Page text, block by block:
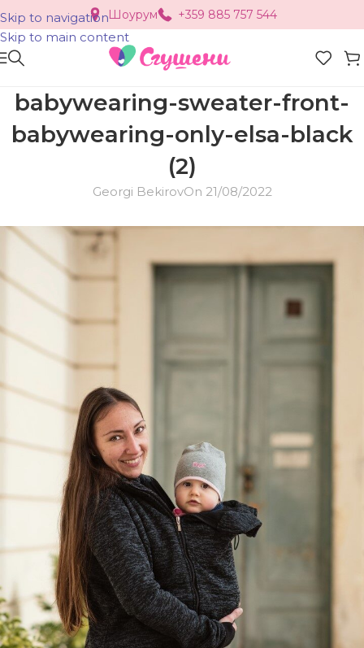
Skip to navigation
Skip to main content
Шоурум +359 885 757 544
babywearing-sweater-front-
babywearing-only-elsa-black
(2)
Georgi BekirovOn 21/08/2022